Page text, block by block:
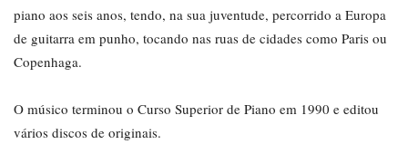
piano aos seis anos, tendo, na sua juventude, percorrido a Europa
de guitarra em punho, tocando nas ruas de cidades como Paris ou
Copenhaga.
O músico terminou o Curso Superior de Piano em 1990 e editou
vários discos de originais.